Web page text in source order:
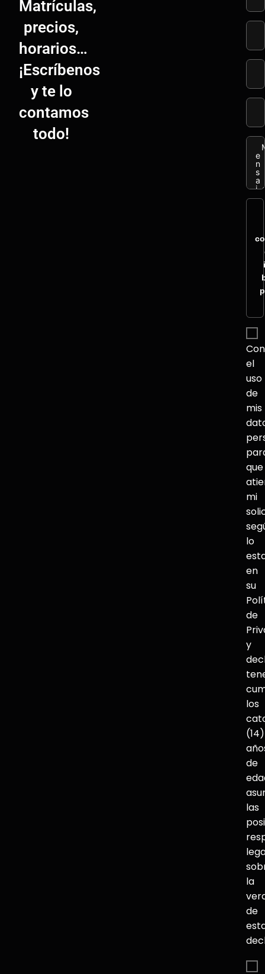
Matrículas,
precios,
horarios…
¡Escríbenos
y te lo
contamos
todo!
el
uso
de
mis
que
mi
lo
en
su
de
y
los
(14)
de
las
la
de